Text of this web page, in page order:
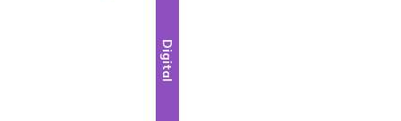
Digital